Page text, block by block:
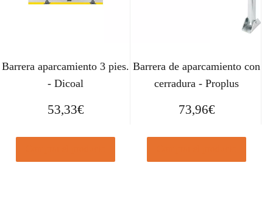
Barrera aparcamiento 3 pies.
- Dicoal
53,33€
Barrera de aparcamiento con
cerradura - Proplus
73,96€